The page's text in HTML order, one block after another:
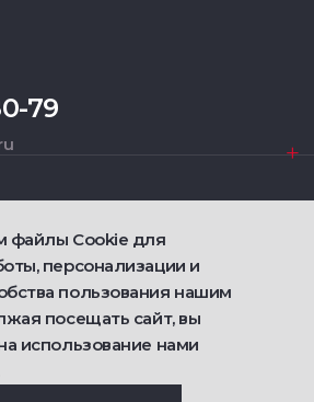
79
оферты о продаже товаров
файлы Cookie для
персонализации и
пользования нашим
посещать сайт, вы
использование нами